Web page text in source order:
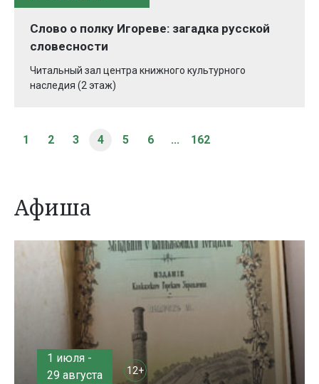
Слово о полку Игореве: загадка русской
словесности
Читальный зал центра книжного культурного
наследия (2 этаж)
1 2 3 4 5 6 ... 162
Афиша
1 июля -
29 августа
12+